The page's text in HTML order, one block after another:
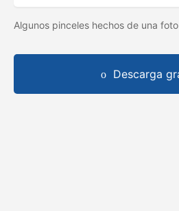
Algunos pinceles hechos de una
Descarga